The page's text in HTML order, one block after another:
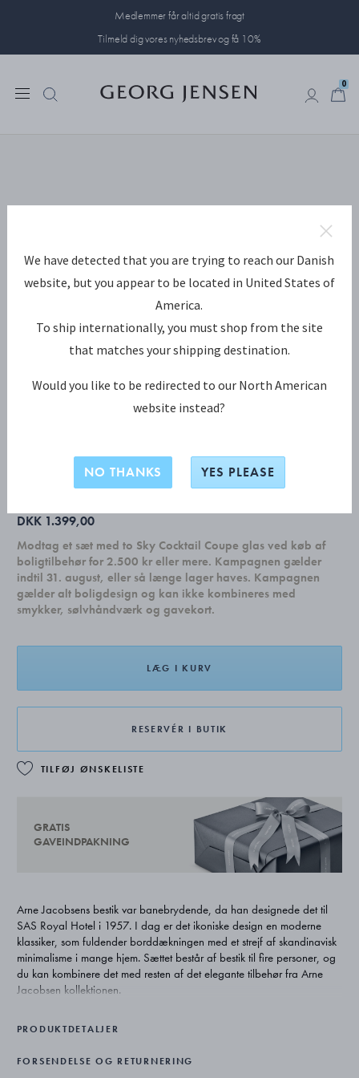
Medlemmer får altid gratis fragt
Tilmeld dig vores nyhedsbrev og få 10%
0
ARNE JACOBSEN sæt, 16 stk. (4 x 011,
DKK 1.399,00
Modtag et sæt med to Sky Cocktail Coupe glas ved køb af
boligtilbehør for 2.500 kr eller mere. Kampagnen gælder
indtil 31. august, eller så længe lager haves. Kampagnen
gælder alt boligdesign og kan ikke kombineres med
smykker, sølvhåndværk og gavekort.
LÆG I KURV
RESERVÉR I BUTIK
TILFØJ ØNSKELISTE
GRATIS
GAVEINDPAKNING
Arne Jacobsens bestik var banebrydende, da han designede det til
SAS Royal Hotel i 1957. I dag er det ikoniske design en moderne
klassiker, som fuldender borddækningen med et strejf af skandinavisk
minimalisme i mange hjem. Sættet består af bestik til fire personer, og
du kan kombinere det med resten af det elegante tilbehør fra Arne
Jacobsen kollektionen.
med enkle linjer og var med til at indføre modernismen i Danmark.
kendt over hele verden.
PRODUKTDETALJER
FORSENDELSE OG RETURNERING
We have detected that you are trying to reach our Danish
website, but you appear to be located in United States of
America.
To ship internationally, you must shop from the site
that matches your shipping destination.
Would you like to be redirected to our North American
website instead?
NO THANKS YES PLEASE